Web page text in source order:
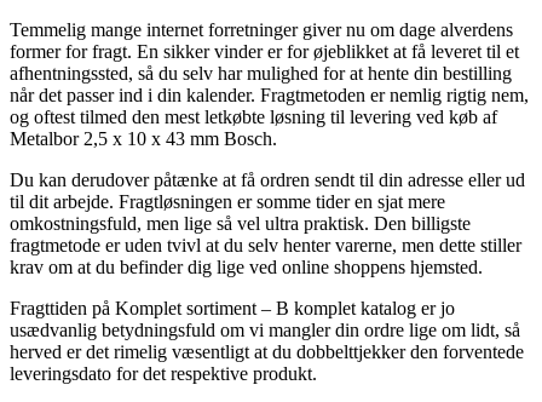
Temmelig mange internet forretninger giver nu om dage alverdens
former for fragt. En sikker vinder er for øjeblikket at få leveret til et
afhentningssted, så du selv har mulighed for at hente din bestilling
når det passer ind i din kalender. Fragtmetoden er nemlig rigtig nem,
og oftest tilmed den mest letkøbte løsning til levering ved køb af
Metalbor 2,5 x 10 x 43 mm Bosch.
Du kan derudover påtænke at få ordren sendt til din adresse eller ud
til dit arbejde. Fragtløsningen er somme tider en sjat mere
omkostningsfuld, men lige så vel ultra praktisk. Den billigste
fragtmetode er uden tvivl at du selv henter varerne, men dette stiller
krav om at du befinder dig lige ved online shoppens hjemsted.
Fragttiden på Komplet sortiment – B komplet katalog er jo
usædvanlig betydningsfuld om vi mangler din ordre lige om lidt, så
herved er det rimelig væsentligt at du dobbelttjekker den forventede
leveringsdato for det respektive produkt.